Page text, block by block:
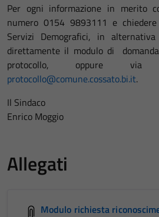
Per ogni informazione in merito
numero 0154 9893111 e
Servizi Demografici, in
direttamente il modulo di
protocollo, oppure via
protocollo@comune.cossato.bi.it.
Il Sindaco
Enrico Moggio
Allegati
Modulo richiesta